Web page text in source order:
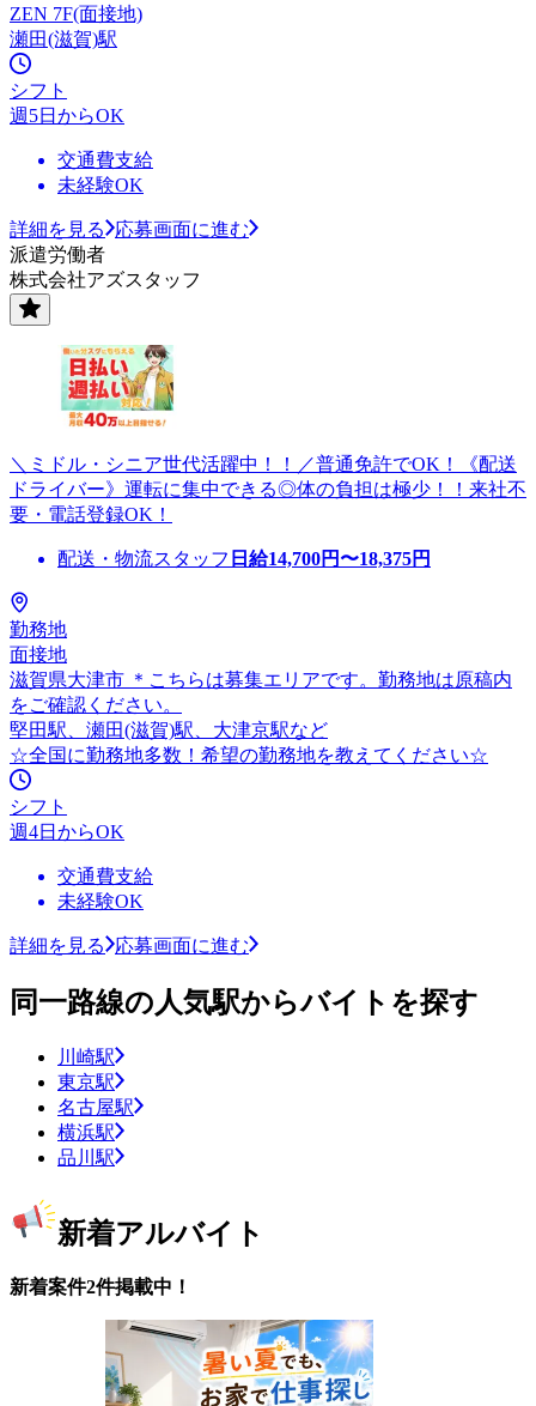
ZEN 7F(面接地)
瀬田(滋賀)駅
シフト
週5日からOK
交通費支給
未経験OK
詳細を見る
応募画面に進む
派遣労働者
株式会社アズスタッフ
＼ミドル・シニア世代活躍中！！／普通免許でOK！《配送
ドライバー》運転に集中できる◎体の負担は極少！！来社不
要・電話登録OK！
配送・物流スタッフ 日給14,700円〜18,375円
勤務地
面接地
滋賀県大津市 ＊こちらは募集エリアです。勤務地は原稿内
をご確認ください。
堅田駅、瀬田(滋賀)駅、大津京駅など
☆全国に勤務地多数！希望の勤務地を教えてください☆
シフト
週4日からOK
交通費支給
未経験OK
詳細を見る 応募画面に進む
同一路線の人気駅からバイトを探す
川崎駅
東京駅
名古屋駅
横浜駅
品川駅
新着アルバイト
新着案件2件掲載中！